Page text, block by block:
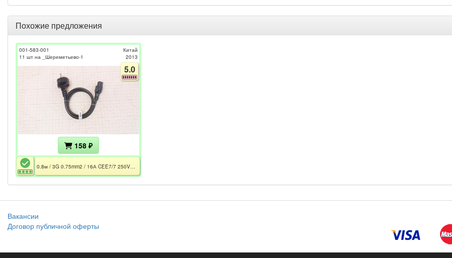
Похожие предложения
001-583-001
11 шт на _Шереметьево-1
Китай
2013
5.0
158 ₽
Вакансии
Договор публичной оферты